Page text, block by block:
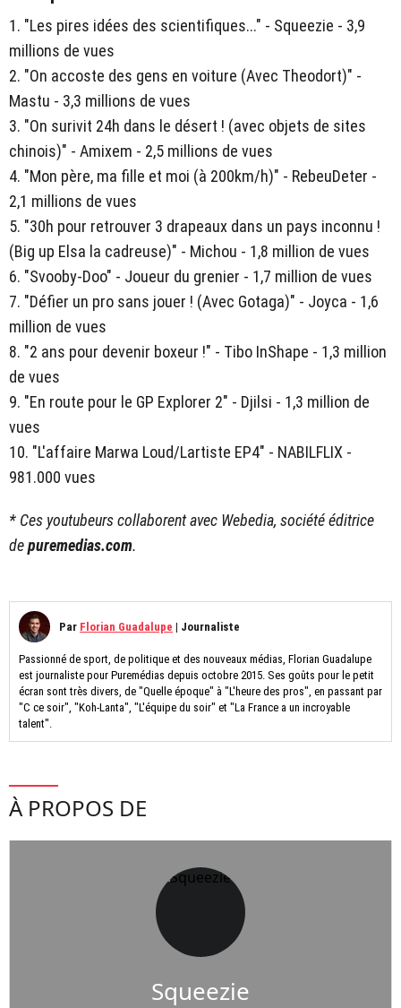
1. "Les pires idées des scientifiques..." - Squeezie - 3,9
millions de vues
2. "On accoste des gens en voiture (Avec Theodort)" -
Mastu - 3,3 millions de vues
3. "On surivit 24h dans le désert ! (avec objets de sites
chinois)" - Amixem - 2,5 millions de vues
4. "Mon père, ma fille et moi (à 200km/h)" - RebeuDeter -
2,1 millions de vues
5. "30h pour retrouver 3 drapeaux dans un pays inconnu !
(Big up Elsa la cadreuse)" - Michou - 1,8 million de vues
6. "Svooby-Doo" - Joueur du grenier - 1,7 million de vues
7. "Défier un pro sans jouer ! (Avec Gotaga)" - Joyca - 1,6
million de vues
8. "2 ans pour devenir boxeur !" - Tibo InShape - 1,3 million
de vues
9. "En route pour le GP Explorer 2" - Djilsi - 1,3 million de
vues
10. "L'affaire Marwa Loud/Lartiste EP4" - NABILFLIX -
981.000 vues
* Ces youtubeurs collaborent avec Webedia, société éditrice
depuremedias.com.
Par Florian Guadalupe | Journaliste
Passionné de sport, de politique et des nouveaux médias, Florian Guadalupe
est journaliste pour Puremédias depuis octobre 2015. Ses goûts pour le petit
écran sont très divers, de "Quelle époque" à "L'heure des pros", en passant par
"C ce soir", "Koh-Lanta", "L'équipe du soir" et "La France a un incroyable
talent".
À PROPOS DE
Squeezie